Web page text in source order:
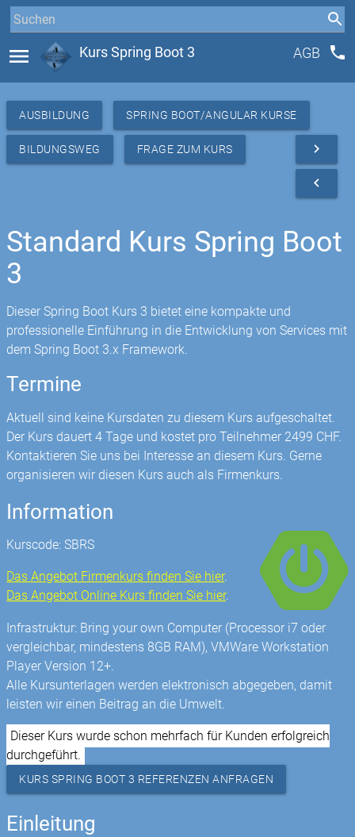
menu Kurs Spring Boot 3 AGB phone
AUSBILDUNG SPRING BOOT/ANGULAR KURSE
BILDUNGSWEG FRAGE ZUM KURS navigate_next
navigate_before
Standard Kurs Spring Boot
3
Dieser Spring Boot Kurs 3 bietet eine kompakte und
professionelle Einführung in die Entwicklung von Services mit
dem Spring Boot 3.x Framework.
Termine
Aktuell sind keine Kursdaten zu diesem Kurs aufgeschaltet.
Der Kurs dauert 4 Tage und kostet pro Teilnehmer 2499 CHF.
Kontaktieren Sie uns bei Interesse an diesem Kurs. Gerne
organisieren wir diesen Kurs auch als Firmenkurs.
Information
Kurscode: SBRS
Das Angebot Firmenkurs finden Sie hier.
Das Angebot Online Kurs finden Sie hier.
Infrastruktur: Bring your own Computer (Processor i7 oder
vergleichbar, mindestens 8GB RAM), VMWare Workstation
Player Version 12+.
Alle Kursunterlagen werden elektronisch abgegeben, damit
leisten wir einen Beitrag an die Umwelt.
Dieser Kurs wurde schon mehrfach für Kunden erfolgreich
durchgeführt.
KURS SPRING BOOT 3 REFERENZEN ANFRAGEN
Einleitung